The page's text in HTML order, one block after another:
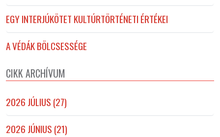
EGY INTERJÚKÖTET KULTÚRTÖRTÉNETI ÉRTÉKEI
A VÉDÁK BÖLCSESSÉGE
CIKK ARCHÍVUM
2026 JÚLIUS (27)
2026 JÚNIUS (21)